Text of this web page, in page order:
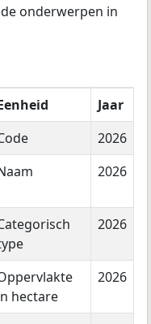
onderwerpen in
Jaar
2026
2026
2026
hectare
2026